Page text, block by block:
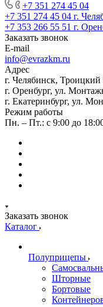
+7 351 274 45 04
+7 351 274 45 04 г.
+7 353 266 55 51 г.
Заказать звонок
E-mail
info@evrazkm.ru
Адрес
г. Челябинск,
г. Оренбург, ул.
г. Екатеринбург, ул.
Режим работы
Пн. – Пт.: с 9:00 до
Заказать звонок
Каталог
Полуприцепы
Шторные
Бортовые